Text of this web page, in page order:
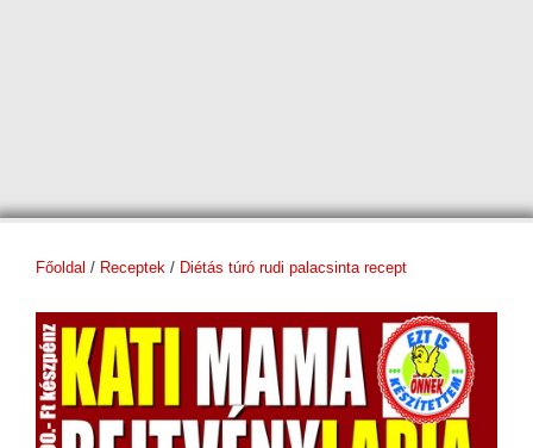
Főoldal / Receptek / Diétás túró rudi palacsinta recept